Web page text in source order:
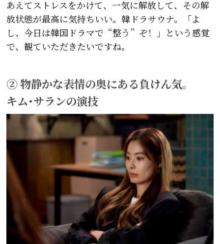
あえてストレスをかけて、一気に解放して、その解
放状態が最高に気持ちいい。韓ドラサウナ。「よ
し、今日は韓国ドラマで“整う”ぞ！」という感覚
で、観ていただきたいですね。
② 物静かな表情の奥にある負けん気。
キム･サランの演技